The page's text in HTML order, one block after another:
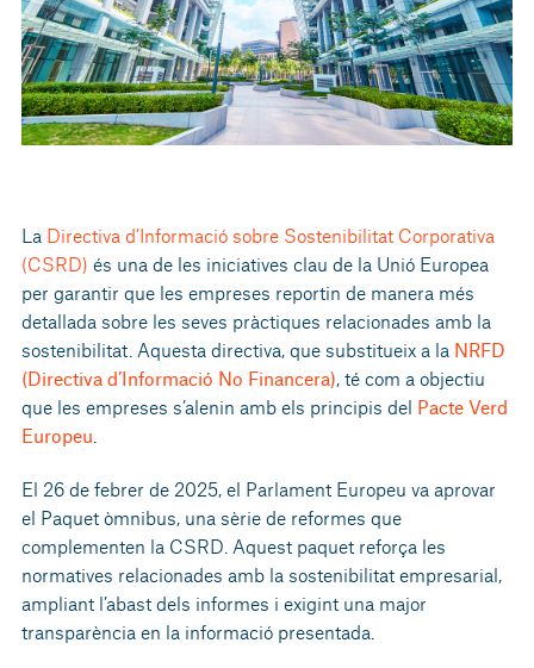
La Directiva d’Informació sobre Sostenibilitat Corporativa
(CSRD) és una de les iniciatives clau de la Unió Europea
per garantir que les empreses reportin de manera més
detallada sobre les seves pràctiques relacionades amb la
sostenibilitat. Aquesta directiva, que substitueix a la NRFD
(Directiva d’Informació No Financera) , té com a objectiu
que les empreses s’alenin amb els principis del Pacte Verd
Europeu
El 26 de febrer de 2025, el Parlament Europeu va aprovar
el Paquet òmnibus, una sèrie de reformes que
complementen la CSRD. Aquest paquet reforça les
normatives relacionades amb la sostenibilitat empresarial,
ampliant l’abast dels informes i exigint una major
transparència en la informació presentada.